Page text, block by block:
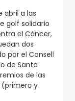
abril a las
golf solidario
el Cáncer,
dos
por el Consell
de Santa
de las
(primero y